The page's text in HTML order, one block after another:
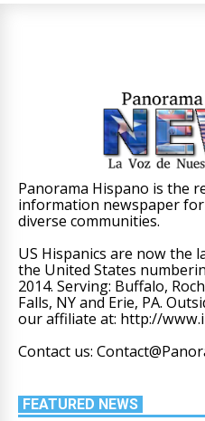
Panorama Hispano is the
information newspaper
diverse communities.
US Hispanics are now the
the United States
2014. Serving: Buffalo,
Falls, NY and Erie, PA.
our affiliate at: http://
Contact us:
FEATURED NEWS